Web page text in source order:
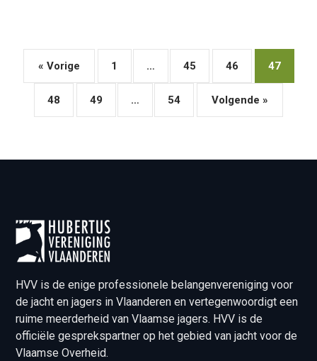
« Vorige 1 … 45 46 47
48 49 … 54 Volgende »
HVV is de enige professionele belangenvereniging voor
de jacht en jagers in Vlaanderen en vertegenwoordigt een
ruime meerderheid van Vlaamse jagers. HVV is de
officiële gesprekspartner op het gebied van jacht voor de
Vlaamse Overheid.